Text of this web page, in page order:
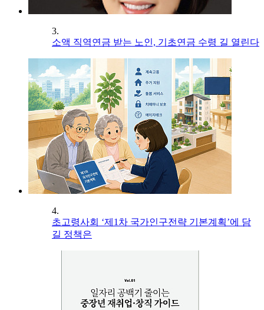
3.
소액 직역연금 받는 노인, 기초연금 수령 길 열린다
4.
초고령사회 ‘제1차 국가인구전략 기본계획’에 담
길 정책은